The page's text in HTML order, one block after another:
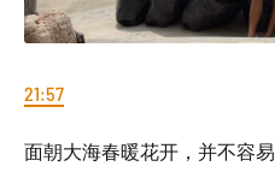
21:57
面朝大海春暖花开，并不容易